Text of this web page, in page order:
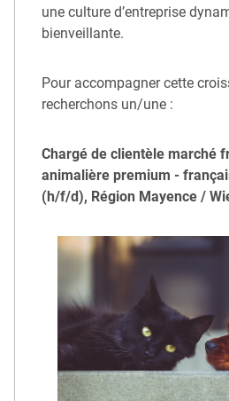
une culture d’entreprise
bienveillante.
Pour accompagner cette
recherchons un/une :
Chargé de clientèle marché
animalière premium -
(h/f/d), Région Mayence /